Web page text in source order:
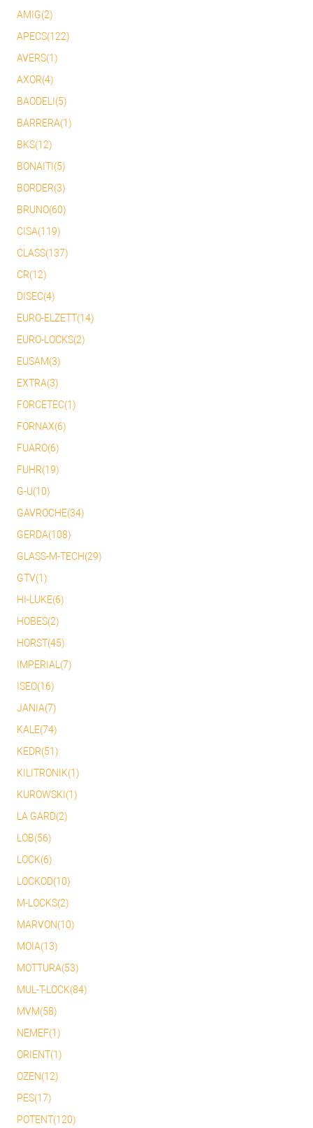
AMIG(2)
APECS(122)
AVERS(1)
AXOR(4)
BAODELI(5)
BARRERA(1)
BKS(12)
BONAITI(5)
BORDER(3)
BRUNO(60)
CISA(119)
CLASS(137)
CR(12)
DISEC(4)
EURO-ELZETT(14)
EURO-LOCKS(2)
EUSAM(3)
EXTRA(3)
FORCETEC(1)
FORNAX(6)
FUARO(6)
FUHR(19)
G-U(10)
GAVROCHE(34)
GERDA(108)
GLASS-M-TECH(29)
GTV(1)
HI-LUKE(6)
HOBES(2)
HORST(45)
IMPERIAL(7)
ISEO(16)
JANIA(7)
KALE(74)
KEDR(51)
KILITRONIK(1)
KUROWSKI(1)
LA GARD(2)
LOB(56)
LOCK(6)
LOCKOD(10)
M-LOCKS(2)
MARVON(10)
MOIA(13)
MOTTURA(53)
MUL-T-LOCK(84)
MVM(58)
NEMEF(1)
ORIENT(1)
OZEN(12)
PES(17)
POTENT(120)